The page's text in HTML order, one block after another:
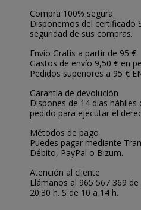
Compra 100% segura
Disponemos del certificado
seguridad de sus compras.
Envío Gratis a partir de 95 €
Gastos de envío 9,50 € en
Pedidos superiores a 95 €
Garantía de devolución
Dispones de 14 días
pedido para ejecutar el
Métodos de pago
Puedes pagar mediante
Débito, PayPal o Bizum.
Atención al cliente
Llámanos al 965 567 369
20:30 h. S de 10 a 14 h.